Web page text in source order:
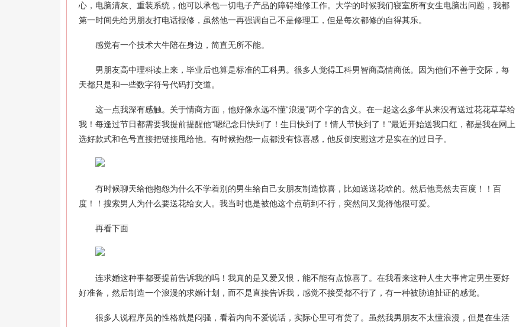
心，电脑清灰、重装系统，他可以承包一切电子产品的障碍维修工作。大学的时候我们寝室所有女生电脑出问题，我都
第一时间先给男朋友打电话报修，虽然他一再强调自己不是修理工，但是每次都修的自得其乐。
感觉有一个技术大牛陪在身边，简直无所不能。
男朋友高中理科读上来，毕业后也算是标准的工科男。很多人觉得工科男智商高情商低。因为他们不善于交际，每
天都只是和一些数字符号代码打交道。
这一点我深有感触。关于情商方面，他好像永远不懂“浪漫”两个字的含义。在一起这么多年从来没有送过花花草草给
我！每逢过节日都需要我提前提醒他“嗯纪念日快到了！生日快到了！情人节快到了！”最近开始送我口红，都是我在网上
选好款式和色号直接把链接甩给他。有时候抱怨一点都没有惊喜感，他反倒安慰这才是实在的过日子。
有时候聊天给他抱怨为什么不学着别的男生给自己女朋友制造惊喜，比如送送花啥的。然后他竟然去百度！！百
度！！搜索男人为什么要送花给女人。我当时也是被他这个点萌到不行，突然间又觉得他很可爱。
再看下面
连求婚这种事都要提前告诉我的吗！我真的是又爱又恨，能不能有点惊喜了。在我看来这种人生大事肯定男生要好
好准备，然后制造一个浪漫的求婚计划，而不是直接告诉我，感觉不接受都不行了，有一种被胁迫扯证的感觉。
很多人说程序员的性格就是闷骚，看着内向不爱说话，实际心里可有货了。虽然我男朋友不太懂浪漫，但是在生活